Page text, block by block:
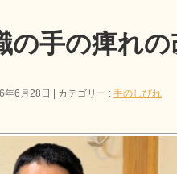
の手の痺れの
年6月28日 カテゴリー : 手のしびれ